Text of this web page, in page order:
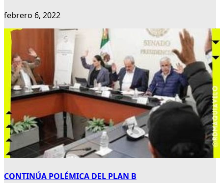
febrero 6, 2022
CONTINÚA POLÉMICA DEL PLAN B